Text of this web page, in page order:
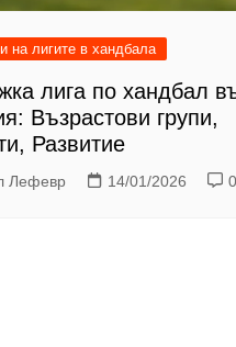
на лигите в хандбала
лига по хандбал
Възрастови групи,
Развитие
Лефевр 14/01/2026 0